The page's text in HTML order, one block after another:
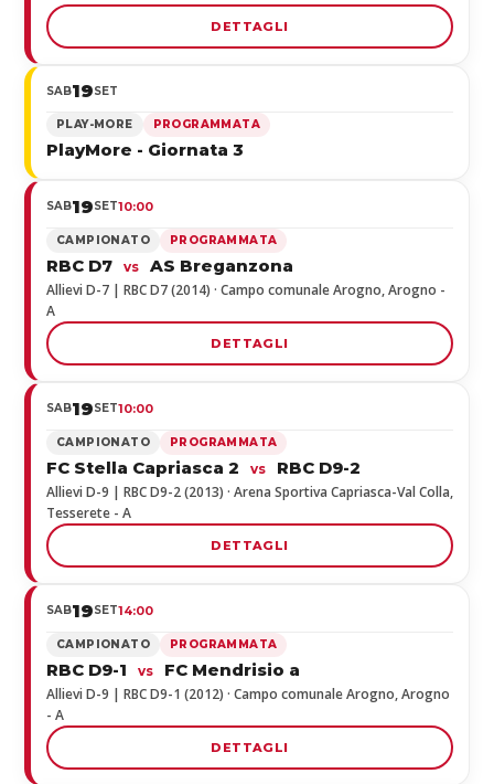
DETTAGLI
SAB19SET
PLAY-MORE PROGRAMMATA
PlayMore - Giornata 3
SAB19SET10:00
CAMPIONATO PROGRAMMATA
RBC D7 vs AS Breganzona
Allievi D-7 | RBC D7 (2014) · Campo comunale Arogno, Arogno -
A
DETTAGLI
SAB19SET10:00
CAMPIONATO PROGRAMMATA
FC Stella Capriasca 2 vs RBC D9-2
Allievi D-9 | RBC D9-2 (2013) · Arena Sportiva Capriasca-Val Colla,
Tesserete - A
DETTAGLI
SAB19SET14:00
CAMPIONATO PROGRAMMATA
RBC D9-1 vs FC Mendrisio a
Allievi D-9 | RBC D9-1 (2012) · Campo comunale Arogno, Arogno
- A
DETTAGLI